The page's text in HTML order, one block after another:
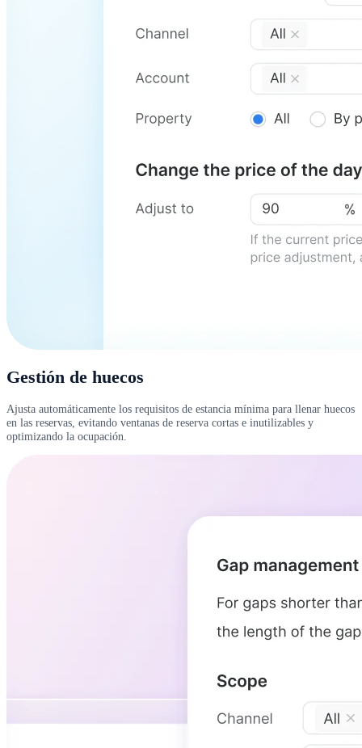
Gestión de huecos
Ajusta automáticamente los requisitos de estancia mínima para llenar huecos
en las reservas, evitando ventanas de reserva cortas e inutilizables y
optimizando la ocupación.